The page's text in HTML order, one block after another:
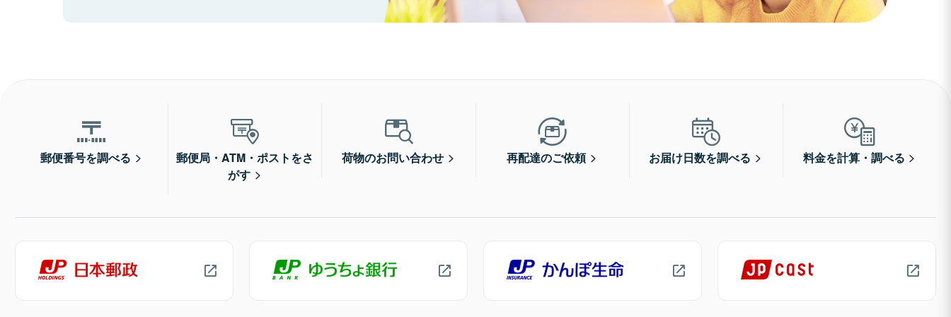
郵便番号を調べる
郵便局・ATM・ポストをさ
がす
荷物のお問い合わせ 再配達のご依頼 お届け日数を調べる 料金を計算・調べる